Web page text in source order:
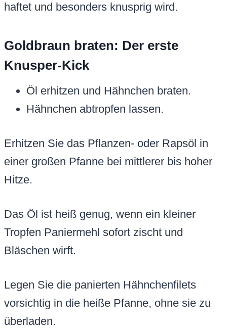
haftet und besonders knusprig wird.
Goldbraun braten: Der erste
Knusper-Kick
Öl erhitzen und Hähnchen braten.
Hähnchen abtropfen lassen.
Erhitzen Sie das Pflanzen- oder Rapsöl in
einer großen Pfanne bei mittlerer bis hoher
Hitze.
Das Öl ist heiß genug, wenn ein kleiner
Tropfen Paniermehl sofort zischt und
Bläschen wirft.
Legen Sie die panierten Hähnchenfilets
vorsichtig in die heiße Pfanne, ohne sie zu
überladen.